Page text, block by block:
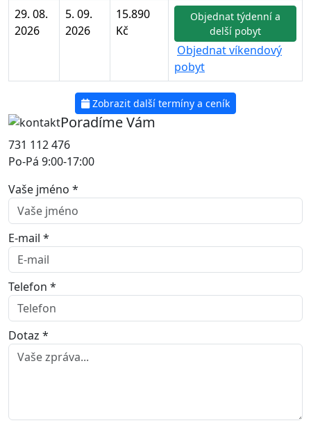
29. 08.
2026
5. 09.
2026
15.890
Kč
Objednat týdenní a
delší pobyt
Objednat víkendový
pobyt
Zobrazit další termíny a ceník
Poradíme Vám
731 112 476
Po-Pá 9:00-17:00
Vaše jméno *
E-mail *
Telefon *
Dotaz *